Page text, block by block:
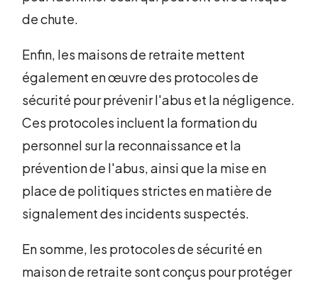
de chute.
Enfin, les maisons de retraite mettent
également en œuvre des protocoles de
sécurité pour prévenir l'abus et la négligence.
Ces protocoles incluent la formation du
personnel sur la reconnaissance et la
prévention de l'abus, ainsi que la mise en
place de politiques strictes en matière de
signalement des incidents suspectés.
En somme, les protocoles de sécurité en
maison de retraite sont conçus pour protéger